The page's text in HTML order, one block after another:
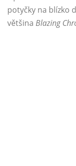
potyčky na blízko
většina Blazing